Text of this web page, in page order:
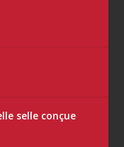
selle conçue